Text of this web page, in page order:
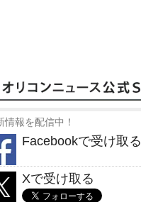
情報を配信中！
Facebookで受け取る
Xで受け取る